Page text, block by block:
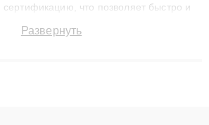
сертификацию, что позволяет быстро и
до 3 лет. Наши мастера решают
Развернуть